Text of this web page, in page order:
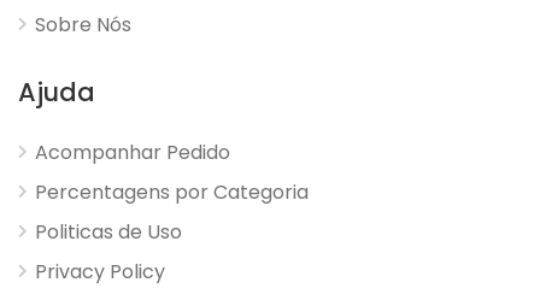
Sobre Nós
Ajuda
Acompanhar Pedido
Percentagens por Categoria
Politicas de Uso
Privacy Policy